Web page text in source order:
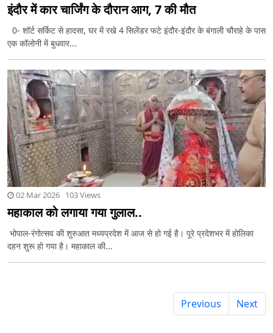
इंदौर में कार चार्जिंग के दौरान आग, 7 की मौत
0- शॉर्ट सर्किट से हादसा, घर में रखे 4 सिलेंडर फटे इंदौर-इंदौर के बंगाली चौराहे के पास
एक कॉलोनी में बुधवार...
02 Mar 2026 103 Views
महाकाल को लगाया गया गुलाल..
भोपाल-रंगोत्सव की शुरुआत मध्यप्रदेश में आज से हो गई है। पूरे प्रदेशभर में होलिका
दहन शुरू हो गया है। महाकाल की...
Previous Next